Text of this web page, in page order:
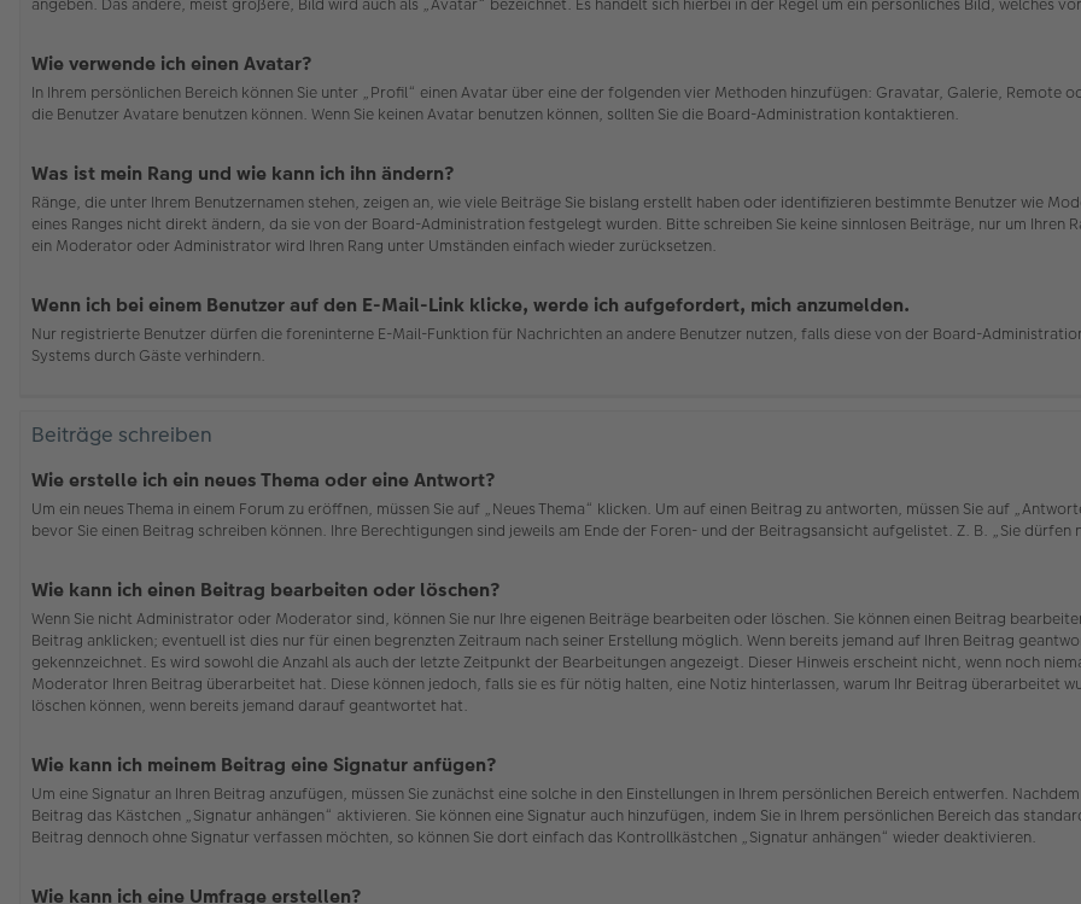
Wie verwende ich einen Avatar?
In Ihrem persönlichen Bereich können Sie unter „Profil“ einen Avatar über eine der folgenden vier Methoden hinzufügen: Gravatar, Galerie,
die Benutzer Avatare benutzen können. Wenn Sie keinen Avatar benutzen können, sollten Sie die Board-Administration kontaktieren.
Was ist mein Rang und wie kann ich ihn ändern?
Ränge, die unter Ihrem Benutzernamen stehen, zeigen an, wie viele Beiträge Sie bislang erstellt haben oder identifizieren bestimmte Benutzer wie
eines Ranges nicht direkt ändern, da sie von der Board-Administration festgelegt wurden. Bitte schreiben Sie keine sinnlosen Beiträge, nur um Ihren
ein Moderator oder Administrator wird Ihren Rang unter Umständen einfach wieder zurücksetzen.
Wenn ich bei einem Benutzer auf den E-Mail-Link klicke, werde ich aufgefordert, mich anzumelden.
Nur registrierte Benutzer dürfen die foreninterne E-Mail-Funktion für Nachrichten an andere Benutzer nutzen, falls diese von der Board-
Systems durch Gäste verhindern.
Beiträge schreiben
Wie erstelle ich ein neues Thema oder eine Antwort?
Um ein neues Thema in einem Forum zu eröffnen, müssen Sie auf „Neues Thema“ klicken. Um auf einen Beitrag zu antworten, müssen Sie auf
bevor Sie einen Beitrag schreiben können. Ihre Berechtigungen sind jeweils am Ende der Foren- und der Beitragsansicht aufgelistet. Z. B. „Sie dürfen
Wie kann ich einen Beitrag bearbeiten oder löschen?
Wenn Sie nicht Administrator oder Moderator sind, können Sie nur Ihre eigenen Beiträge bearbeiten oder löschen. Sie können einen Beitrag
Beitrag anklicken; eventuell ist dies nur für einen begrenzten Zeitraum nach seiner Erstellung möglich. Wenn bereits jemand auf Ihren Beitrag
gekennzeichnet. Es wird sowohl die Anzahl als auch der letzte Zeitpunkt der Bearbeitungen angezeigt. Dieser Hinweis erscheint nicht, wenn noch
Moderator Ihren Beitrag überarbeitet hat. Diese können jedoch, falls sie es für nötig halten, eine Notiz hinterlassen, warum Ihr Beitrag überarbeitet
löschen können, wenn bereits jemand darauf geantwortet hat.
Wie kann ich meinem Beitrag eine Signatur anfügen?
Um eine Signatur an Ihren Beitrag anzufügen, müssen Sie zunächst eine solche in den Einstellungen in Ihrem persönlichen Bereich entwerfen.
Beitrag das Kästchen „Signatur anhängen“ aktivieren. Sie können eine Signatur auch hinzufügen, indem Sie in Ihrem persönlichen Bereich das
Beitrag dennoch ohne Signatur verfassen möchten, so können Sie dort einfach das Kontrollkästchen „Signatur anhängen“ wieder deaktivieren.
Wie kann ich eine Umfrage erstellen?